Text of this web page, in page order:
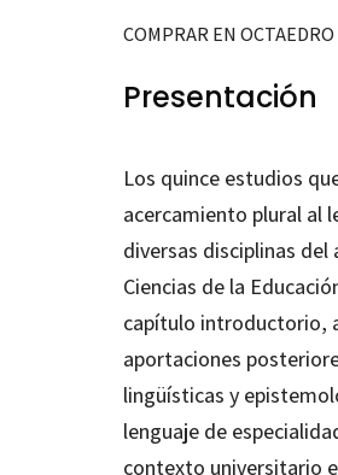
COMPRAR EN
Presentación
Los quince estudios
acercamiento plural al
diversas disciplinas
Ciencias de la
capítulo introductorio,
aportaciones
lingüísticas y
lenguaje de
contexto universitario